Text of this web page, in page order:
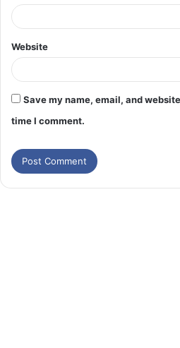
Website
Save my name, email, and
time I comment.